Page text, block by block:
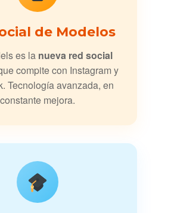
de Modelos
es la nueva red social
compite con Instagram y
Tecnología avanzada, en
constante mejora.